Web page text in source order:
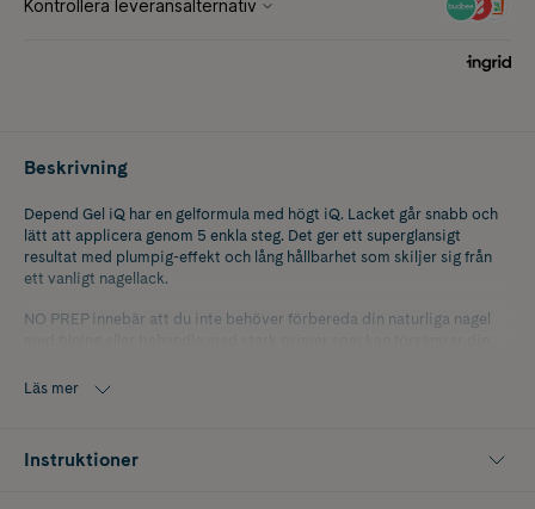
Beskrivning
Depend Gel iQ har en gelformula med högt iQ. Lacket går snabb och
lätt att applicera genom 5 enkla steg. Det ger ett superglansigt
resultat med plumpig-effekt och lång hållbarhet som skiljer sig från
ett vanligt nagellack.
NO PREP innebär att du inte behöver förbereda din naturliga nagel
med en mild Pre-Cleanser innan du utför din lackbehandling. UV/LED-
även om du inte lackat helt jämnt.
Läs mer
Instruktioner